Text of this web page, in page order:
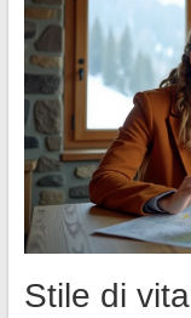
Stile di